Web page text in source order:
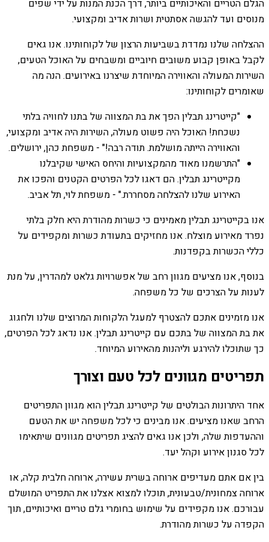
הגלם הטריים והאיכותיים ביותר, דרך הכנת המנות על ידי שפים
מנוסים ועד להגשה אסתטית ושרות אדיב ומקצועי.
ההצלחה שלנו נמדדת בשביעות הרצון של לקוחותינו. אנו גאים
לקבל באופן קבוע משובים חיוביים ומשבחים על האוכל הטעים,
השירות המעולה והאווירה המיוחדת שיצרנו באירועים. הנה מה
שאומרים לקוחותינו:
"קייטרינג תבלין הפך את בת המצווה של בתנו לחוויה בלתי
נשכחת! האוכל היה פשוט מעולה, השירות היה אדיב ומקצועי,
והאווירה הייתה מושלמת. תודה רבה!" - משפחת כהן, ירושלים.
"התרשמנו מאוד מהמקצועיות והיחס האישי שקיבלנו
מקייטרינג תבלין. הם דאגו לכל הפרטים הקטנים והפכו את
האירוע שלנו להצלחה מסחררת." - משפחת לוי, תל אביב.
אנו בקייטרינג תבלין מאמינים כי כשרות מהודרת היא חלק בלתי
נפרד מאירוע מוצלח. אנו מחזיקים בתעודת כשרות ומקפידים על
כללי הכשרות בקפדנות.
בנוסף, אנו מציעים מגוון רחב של אפשרויות גלאט למהדרין, על מנת
לענות על הצרכים של כל משפחה.
אנו מזמינים אתכם להצטרף למעגל הלקוחות המרוצים שלנו ולחגוג
את בת המצווה של בתכם עם קייטרינג תבלין. אנו נדאג לכל הפרטים,
כך שתוכלו להירגע וליהנות מהאירוע המיוחד.
תפריטים מגוונים לכל טעם וצורך
אחד היתרונות הבולטים של קייטרינג תבלין הוא מגוון התפריטים
הרחב שאנו מציעים. אנו מבינים כי לכל משפחה יש את הטעם
וההעדפות שלה, ולכן אנו גאים להציג תפריטים מגוונים שיתאימו
לכל סגנון אירוע וקהל יעד.
בין אם אתם מעדיפים ארוחה בשרית עשירה, ארוחה חלבית קלה, או
ארוחה צמחונית/טבעונית, תוכלו למצוא אצלנו את התפריט המושלם
עבורכם. אנו מקפידים על שימוש בחומרי גלם טריים ואיכותיים, תוך
הקפדה על כשרות מהודרת.